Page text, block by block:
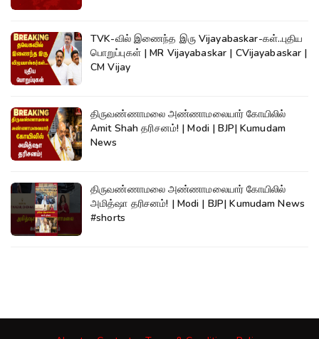
TVK-வில் இணைந்த இரு Vijayabaskar-கள்..புதிய
பொறுப்புகள் | MR Vijayabaskar | CVijayabaskar |
CM Vijay
திருவண்ணாமலை அண்ணாமலையார் கோயிலில்
Amit Shah தரிசனம்! | Modi | BJP| Kumudam
News
திருவண்ணாமலை அண்ணாமலையார் கோயிலில்
அமித்ஷா தரிசனம்! | Modi | BJP| Kumudam News
#shorts